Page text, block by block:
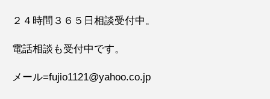
２４時間３６５日相談受付中。
電話相談も受付中です。
メール=fujio1121@yahoo.co.jp